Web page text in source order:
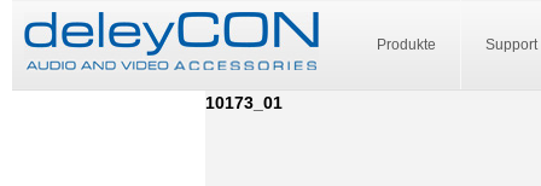
Produkte Support
10173_01